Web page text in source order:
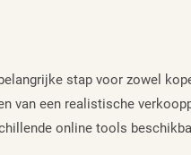
stap voor zowel
van een realistische
online tools